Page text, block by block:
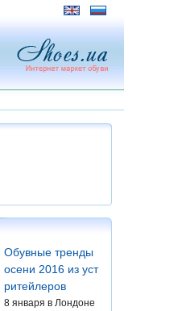
Обувные тренды
осени 2016 из уст
ритейлеров
8 января в Лондоне